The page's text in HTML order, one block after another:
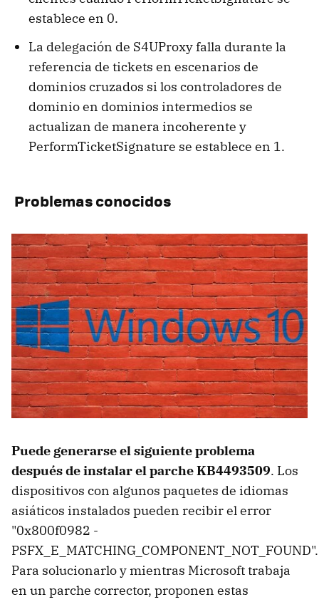
establece en 0.
La delegación de S4UProxy falla durante la
referencia de tickets en escenarios de
dominios cruzados si los controladores de
dominio en dominios intermedios se
actualizan de manera incoherente y
PerformTicketSignature se establece en 1.
Problemas conocidos
Puede generarse el siguiente problema
después de instalar el parche KB4493509. Los
dispositivos con algunos paquetes de idiomas
asiáticos instalados pueden recibir el error
"0x800f0982 -
PSFX_E_MATCHING_COMPONENT_NOT_FOUND".
Para solucionarlo y mientras Microsoft trabaja
en un parche corrector, proponen estas